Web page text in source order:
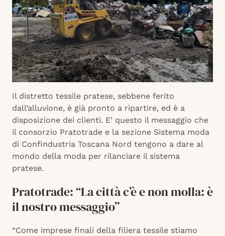
Il distretto tessile pratese, sebbene ferito
dall’alluvione, è già pronto a ripartire, ed è a
disposizione dei clienti. E’ questo il messaggio che
il consorzio Pratotrade e la sezione Sistema moda
di Confindustria Toscana Nord tengono a dare al
mondo della moda per rilanciare il sistema
pratese.
Pratotrade: “La città c’è e non molla: è
il nostro messaggio”
“Come imprese finali della filiera tessile stiamo